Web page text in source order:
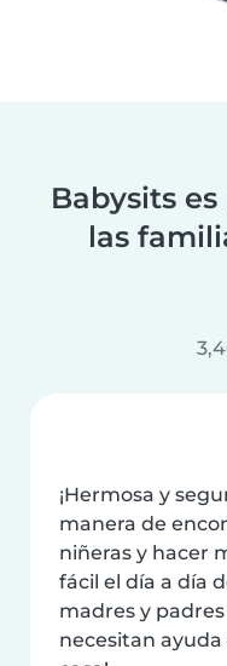
Babysits
las
¡Hermosa y
manera de
niñeras y hacer
fácil el día a día
madres y
necesitan ayuda